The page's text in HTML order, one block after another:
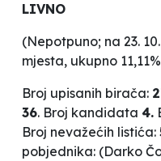
LIVNO
(Nepotpuno; na 23.
mjesta, ukupno
Broj upisanih birača:
36. Broj kandidata 4.
Broj nevažećih listića:
pobjednika: (Darko